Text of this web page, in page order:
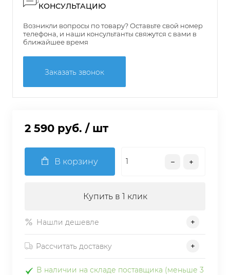
КОНСУЛЬТАЦИЮ
Возникли вопросы по товару? Оставьте свой номер
телефона, и наши консультанты свяжутся с вами в
ближайшее время
Заказать звонок
2 590 руб. / шт
В корзину
Купить в 1 клик
Нашли дешевле
Рассчитать доставку
В наличии на складе поставщика (меньше 3